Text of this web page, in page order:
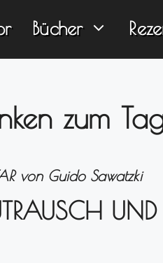
Bücher
zum
von Guido Sawatzki